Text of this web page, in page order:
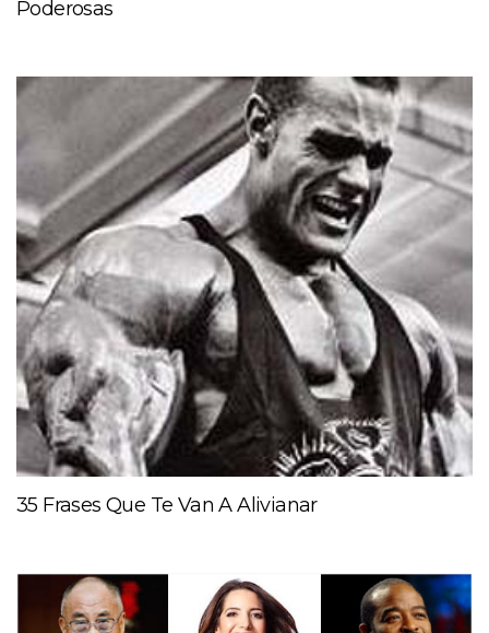
Poderosas
35 Frases Que Te Van A Alivianar